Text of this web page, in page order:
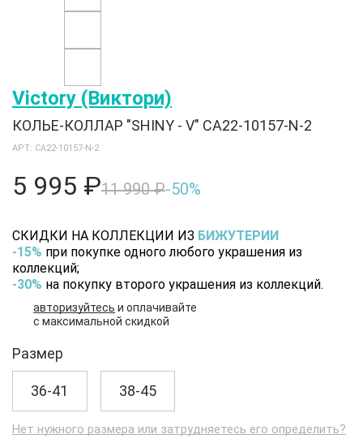
Victory (Виктори)
КОЛЬЕ-КОЛЛАР "SHINY - V" CA22-10157-N-2
АРТ: CA22-10157-N-2
5 995 ₽11 990 ₽-50%
СКИДКИ НА КОЛЛЕКЦИИ ИЗ БИЖУТЕРИИ
-15% при покупке одного любого украшения из
коллекций;
-30% на покупку второго украшения из коллекций.
авторизуйтесь и оплачивайте
с максимальной скидкой
Размер
36-41 38-45
Нет нужного размера или затрудняетесь его определить?